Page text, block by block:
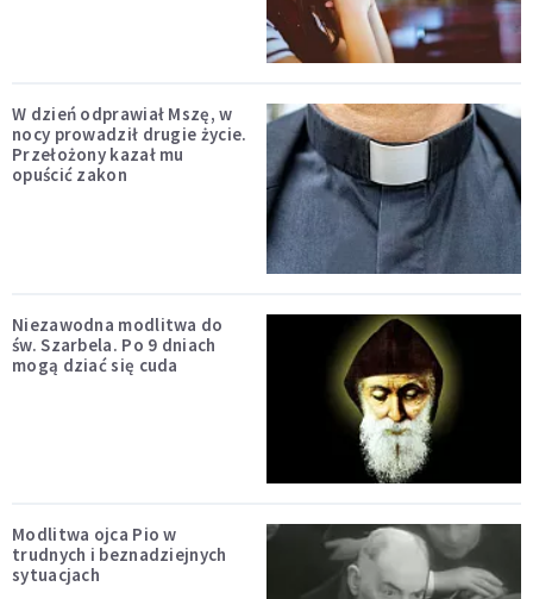
W dzień odprawiał Mszę, w
nocy prowadził drugie życie.
Przełożony kazał mu
opuścić zakon
Niezawodna modlitwa do
św. Szarbela. Po 9 dniach
mogą dziać się cuda
Modlitwa ojca Pio w
trudnych i beznadziejnych
sytuacjach